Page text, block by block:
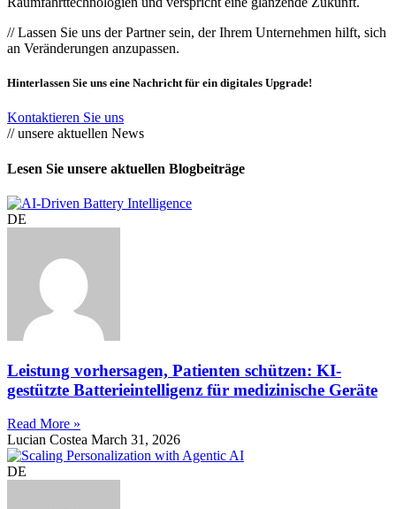
// Lassen Sie uns der Partner sein, der Ihrem Unternehmen hilft, sich
an Veränderungen anzupassen.
Hinterlassen Sie uns eine Nachricht für ein digitales Upgrade!
Kontaktieren Sie uns
// unsere aktuellen News
Lesen Sie unsere aktuellen Blogbeiträge
DE
Leistung vorhersagen, Patienten schützen: KI-
gestützte Batterieintelligenz für medizinische Geräte
Read More »
Lucian Costea March 31, 2026
DE